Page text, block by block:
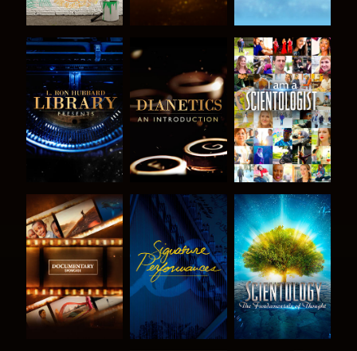
VERKEN DE
SERIE
VERKEN DE
SERIE
KIJK
VERKEN DE
KIJK
VERKEN DE
SERIE